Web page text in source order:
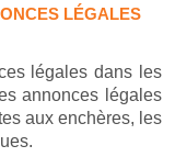
LÉGALES
légales dans les
annonces légales
aux enchères, les